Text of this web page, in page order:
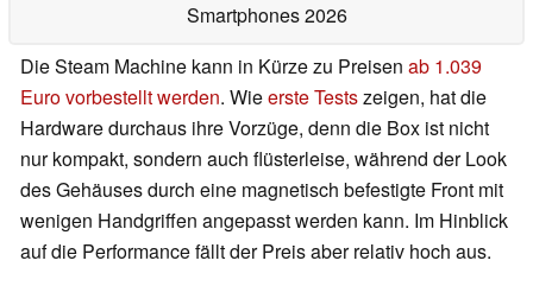
Smartphones 2026
Die Steam Machine kann in Kürze zu Preisen ab 1.039
Euro vorbestellt werden. Wieerste Testszeigen, hat die
Hardware durchaus ihre Vorzüge, denn die Box ist nicht
nur kompakt, sondern auch flüsterleise, während der Look
des Gehäuses durch eine magnetisch befestigte Front mit
wenigen Handgriffen angepasst werden kann. Im Hinblick
auf die Performance fällt der Preis aber relativ hoch aus.